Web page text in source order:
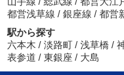
都営浅草線 / 銀座線 / 都営
駅から探す
六本木 / 淡路町 / 浅草橋 /
表参道 / 東銀座 / 大島